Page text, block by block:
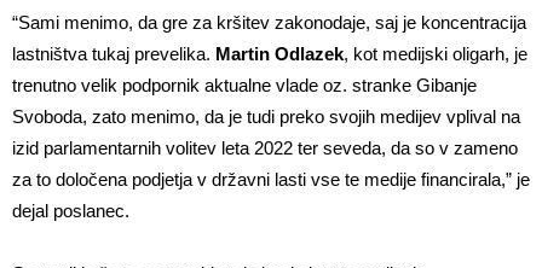
“Sami menimo, da gre za kršitev zakonodaje, saj je koncentracija
lastništva tukaj prevelika. Martin Odlazek, kot medijski oligarh, je
trenutno velik podpornik aktualne vlade oz. stranke Gibanje
Svoboda, zato menimo, da je tudi preko svojih medijev vplival na
izid parlamentarnih volitev leta 2022 ter seveda, da so v zameno
za to določena podjetja v državni lasti vse te medije financirala,” je
dejal poslanec.